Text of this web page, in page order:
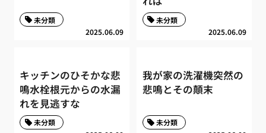
2025.06.09
未分類
2025.06.09
未分類
キッチンのひそかな悲
鳴水栓根元からの水漏
れを見逃すな
未分類
我が家の洗濯機突然の
悲鳴とその顛末
未分類